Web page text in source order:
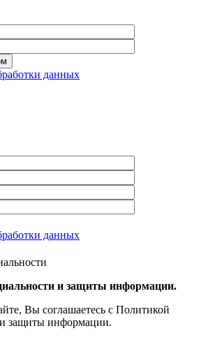
данных
данных
и защиты информации.
Вы соглашаетесь с Политикой
защиты информации.